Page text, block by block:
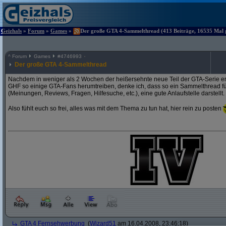
Geizhals » Forum » Games » Der große GTA 4-Sammelthread (413 Beiträge, 16535 Mal
^ Forum Games #4746993
Der große GTA 4-Sammelthread
Nachdem in weniger als 2 Wochen der heißersehnte neue Teil der GTA-Serie
GHF so einige GTA-Fans herumtreiben, denke ich, dass so ein Sammelthread
(Meinungen, Reviews, Fragen, Hilfesuche, etc.), eine gute Anlaufstelle darstellt.
Also fühlt euch so frei, alles was mit dem Thema zu tun hat, hier rein zu posten
GTA 4 Fernsehwerbung (Wizard51 am 16.04.2008, 23:46:18)